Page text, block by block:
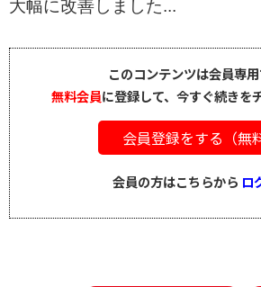
大幅に改善しました...
このコンテンツは会員専用
無料会員に登録して、今すぐ続きを
会員登録をする（無
会員の方はこちらから ロ